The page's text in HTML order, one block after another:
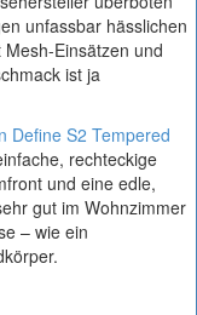
unfassbar hässlichen
Einsätzen und
ist ja
Define S2 Tempered
rechteckige
und eine edle,
gut im Wohnzimmer
– wie ein